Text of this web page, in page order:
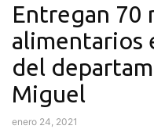
Entregan 70
alimentarios
del
Miguel
enero 24, 2021